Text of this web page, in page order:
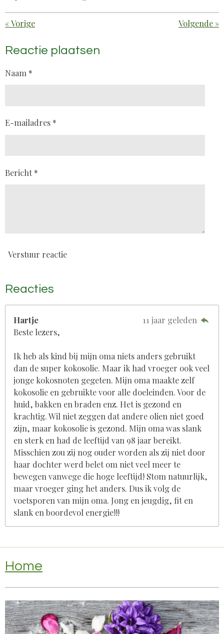
«Vorige Volgende »
Reactie plaatsen
Naam *
E-mailadres *
Bericht *
Verstuur reactie
Reacties
Hartje
11 jaar geleden
Beste lezers,
Ik heb als kind bij mijn oma niets anders gebruikt
dan de super kokosolie. Maar ik had vroeger ook veel
jonge kokosnoten gegeten. Mijn oma maakte zelf
kokosolie en gebruikte voor alle doeleinden. Voor de
huid, bakken en braden enz. Het is gezond en
krachtig. Wil niet zeggen dat andere olien niet goed
zijn, maar kokosolie is gezond. Mijn oma was slank
en sterk en had de leeftijd van 98 jaar bereikt.
Misschien zou zij nog ouder worden als zij niet door
haar dochter werd belet om niet veel meer te
bewegen vanwege die hoge leeftijd! Stom natuurlijk,
maar vroeger ging het anders. Dus ik volg de
voetsporen van mijn oma. Jong en jeugdig, fit en
slank en boordevol energie!!!
Home